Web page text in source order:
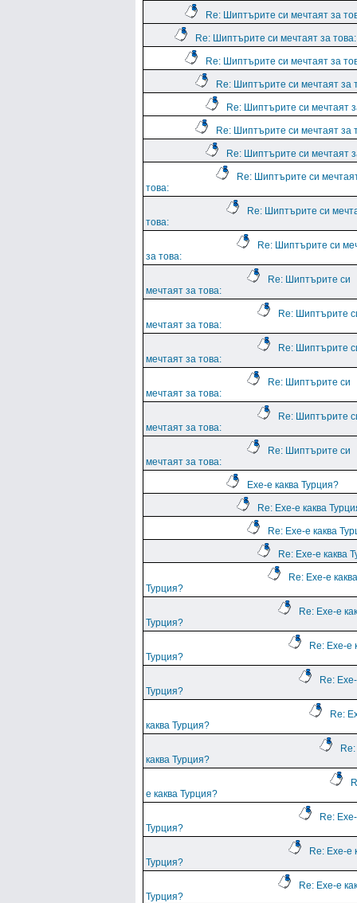
Re: Шиптърите си мечтаят за
Re: Шиптърите си мечтаят за това:
Re: Шиптърите си мечтаят за
Re: Шиптърите си мечтаят за
Re: Шиптърите си мечтаят
Re: Шиптърите си мечтаят за
Re: Шиптърите си мечтаят
Re: Шиптърите си
това:
Re: Шиптърите си
това:
Re: Шиптърите си
за това:
Re: Шиптърите си
мечтаят за това:
Re: Шиптърите
мечтаят за това:
Re: Шиптърите
мечтаят за това:
Re: Шиптърите си
мечтаят за това:
Re: Шиптърите
мечтаят за това:
Re: Шиптърите си
мечтаят за това:
Ехе-е каква Турция?
Re: Ехе-е каква
Re: Ехе-е каква
Re: Ехе-е каква
Re: Ехе-е каква
Турция?
Re: Ехе-е
Турция?
Re: Ехе-е
Турция?
Re:
Турция?
Re:
каква Турция?
каква Турция?
е каква Турция?
Re:
Турция?
Re: Ехе-е
Турция?
Re: Ехе-е
Турция?